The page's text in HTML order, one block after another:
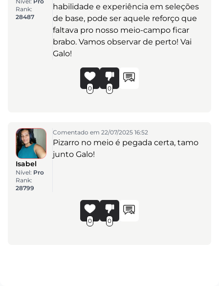
Rank:
28487
habilidade e experiência em seleções
de base, pode ser aquele reforço que
faltava pro nosso meio-campo ficar
brabo. Vamos observar de perto! Vai
Galo!
0 0
Isabel
Nível: Pro
Rank:
28799
Comentado em 22/07/2025 16:52
Pizarro no meio é pegada certa, tamo
junto Galo!
0 0